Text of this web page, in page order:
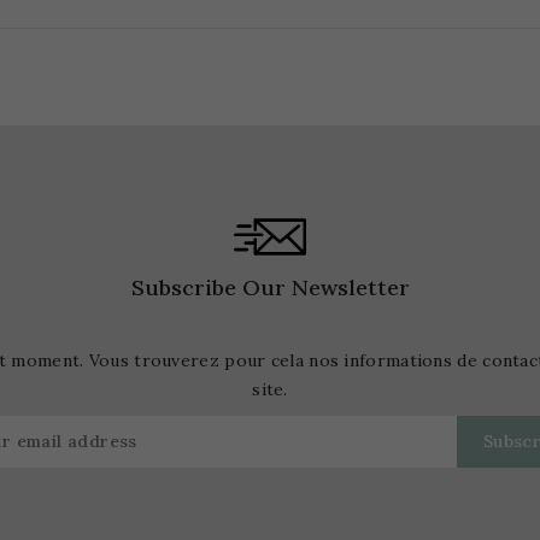
Subscribe Our Newsletter
moment. Vous trouverez pour cela nos informations de
site.